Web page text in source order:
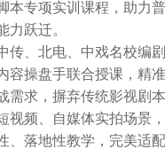
本专项实训课程，助力
力跃迁。
传、北电、中戏名校编
容操盘手联合授课，精
需求，摒弃传统影视剧
视频、自媒体实拍场景
、落地性教学，完美适